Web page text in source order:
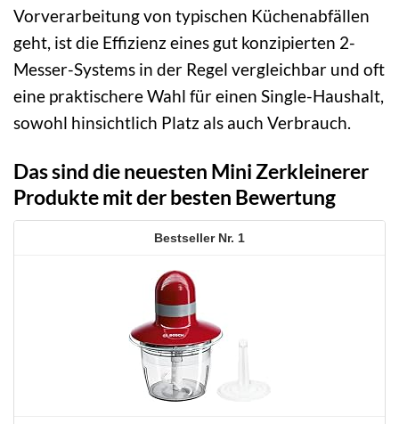
Vorverarbeitung von typischen Küchenabfällen
geht, ist die Effizienz eines gut konzipierten 2-
Messer-Systems in der Regel vergleichbar und oft
eine praktischere Wahl für einen Single-Haushalt,
sowohl hinsichtlich Platz als auch Verbrauch.
Das sind die neuesten Mini Zerkleinerer
Produkte mit der besten Bewertung
1